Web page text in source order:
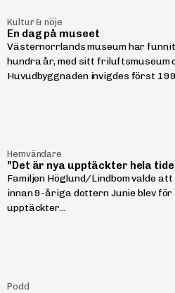
Kultur & nöje
En dag på museet
Västernorrlands museum har
hundra år, med sitt friluftsmuseum
Huvudbyggnaden invigdes först
Hemvändare
”Det är nya upptäckter hela
Familjen Höglund/Lindbom valde
innan 9-åriga dottern Junie blev för
upptäckter...
Podd